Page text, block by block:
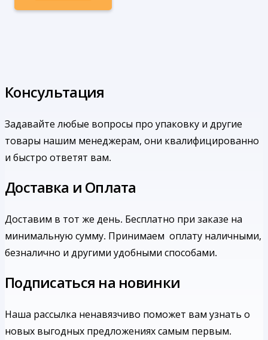
Консультация
Задавайте любые вопросы про упаковку и другие
товары нашим менеджерам, они квалифицированно
и быстро ответят вам.
Доставка и Оплата
Доставим в тот же день. Бесплатно при заказе на
минимальную сумму. Принимаем оплату наличными,
безналично и другими удобными способами.
Подписаться на новинки
Наша рассылка ненавязчиво поможет вам узнать о
новых выгодных предложениях самым первым.